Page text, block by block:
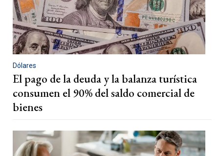
Dólares
El pago de la deuda y la balanza turística
consumen el 90% del saldo comercial de
bienes